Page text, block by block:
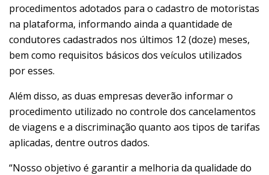
procedimentos adotados para o cadastro de motoristas
na plataforma, informando ainda a quantidade de
condutores cadastrados nos últimos 12 (doze) meses,
bem como requisitos básicos dos veículos utilizados
por esses.
Além disso, as duas empresas deverão informar o
procedimento utilizado no controle dos cancelamentos
de viagens e a discriminação quanto aos tipos de tarifas
aplicadas, dentre outros dados.
“Nosso objetivo é garantir a melhoria da qualidade do